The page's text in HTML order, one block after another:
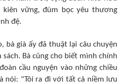
vững, đùm bọc yêu thương
đệ.
bà già ấy đã thuật lại câu chuyện
Bà cũng cho biết mình chính
cầu nguyện vào những chiều
nói: "Tôi ra đi với tất cả niềm lưu